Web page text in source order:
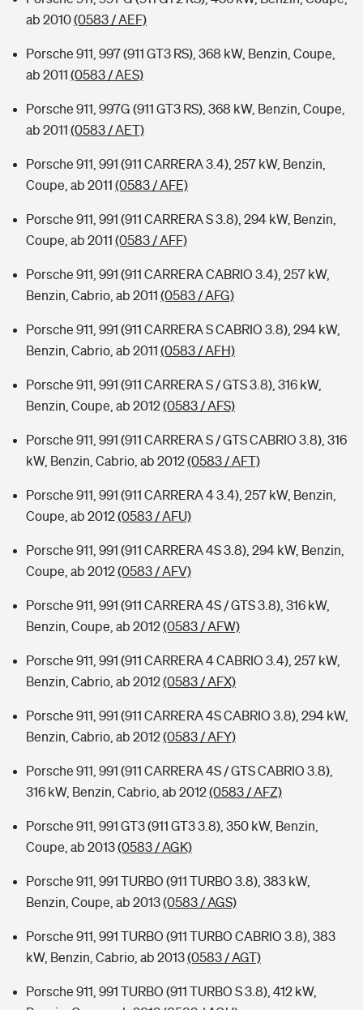
ab 2010(0583 / AEF)
Porsche 911, 997 (911 GT3 RS), 368 kW, Benzin, Coupe,
ab 2011 (0583 / AES)
Porsche 911, 997G (911 GT3 RS), 368 kW, Benzin, Coupe,
ab 2011 (0583 / AET)
Porsche 911, 991 (911 CARRERA 3.4), 257 kW, Benzin,
Coupe, ab 2011 (0583 / AFE)
Porsche 911, 991 (911 CARRERA S 3.8), 294 kW, Benzin,
Coupe, ab 2011 (0583 / AFF)
Porsche 911, 991 (911 CARRERA CABRIO 3.4), 257 kW,
Benzin, Cabrio, ab 2011 (0583 / AFG)
Porsche 911, 991 (911 CARRERA S CABRIO 3.8), 294 kW,
Benzin, Cabrio, ab 2011 (0583 / AFH)
Porsche 911, 991 (911 CARRERA S / GTS 3.8), 316 kW,
Benzin, Coupe, ab 2012(0583 / AFS)
Porsche 911, 991 (911 CARRERA S / GTS CABRIO 3.8), 316
kW, Benzin, Cabrio, ab 2012(0583 / AFT)
Porsche 911, 991 (911 CARRERA 4 3.4), 257 kW, Benzin,
Coupe, ab 2012(0583 / AFU)
Porsche 911, 991 (911 CARRERA 4S 3.8), 294 kW, Benzin,
Coupe, ab 2012(0583 / AFV)
Porsche 911, 991 (911 CARRERA 4S / GTS 3.8), 316 kW,
Benzin, Coupe, ab 2012(0583 / AFW)
Porsche 911, 991 (911 CARRERA 4 CABRIO 3.4), 257 kW,
Benzin, Cabrio, ab 2012(0583 / AFX)
Porsche 911, 991 (911 CARRERA 4S CABRIO 3.8), 294 kW,
Benzin, Cabrio, ab 2012(0583 / AFY)
Porsche 911, 991 (911 CARRERA 4S / GTS CABRIO 3.8),
316 kW, Benzin, Cabrio, ab 2012(0583 / AFZ)
Porsche 911, 991 GT3 (911 GT3 3.8), 350 kW, Benzin,
Coupe, ab 2013(0583 / AGK)
Porsche 911, 991 TURBO (911 TURBO 3.8), 383 kW,
Benzin, Coupe, ab 2013(0583 / AGS)
Porsche 911, 991 TURBO (911 TURBO CABRIO 3.8), 383
kW, Benzin, Cabrio, ab 2013(0583 / AGT)
Porsche 911, 991 TURBO (911 TURBO S 3.8), 412 kW,